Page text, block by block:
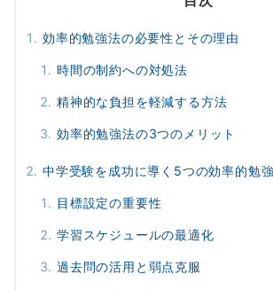
効率的勉強法の必要性とその理由
時間の制約への対処法
精神的な負担を軽減する方法
効率的勉強法の3つのメリット
中学受験を成功に導く5つの効率的勉
目標設定の重要性
学習スケジュールの最適化
過去問の活用と弱点克服